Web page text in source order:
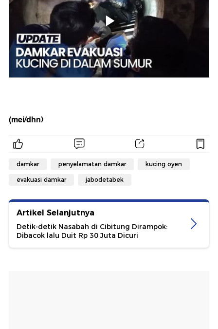
(mei/dhn)
damkar penyelamatan damkar kucing oyen
evakuasi damkar jabodetabek
Artikel Selanjutnya
Detik-detik Nasabah di Cibitung Dirampok:
Dibacok lalu Duit Rp 30 Juta Dicuri